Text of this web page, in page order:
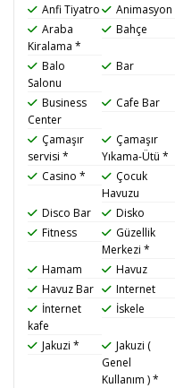
Anfi Tiyatro
Animasyon
Araba
Kiralama *
Bahçe
Balo
Salonu
Bar
Business
Center
Cafe Bar
Çamaşır
servisi *
Çamaşır
Yıkama-Ütü *
Casino *
Çocuk
Havuzu
Disco Bar
Disko
Fitness
Güzellik
Merkezi *
Hamam
Havuz
Havuz Bar
Internet
İnternet
kafe
İskele
Jakuzi *
Jakuzi (
Genel
Kullanım ) *